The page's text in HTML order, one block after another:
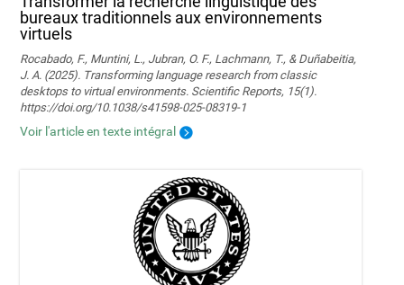
bureaux traditionnels aux environnements
virtuels
Rocabado, F., Muntini, L., Jubran, O. F., Lachmann, T., & Duñabeitia,
J. A. (2025). Transforming language research from classic
desktops to virtual environments. Scientific Reports, 15(1).
https://doi.org/10.1038/s41598-025-08319-1
Voir l'article en texte intégral